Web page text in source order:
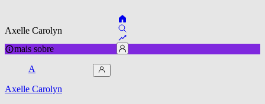
Axelle Carolyn
mais sobre
A
Axelle Carolyn